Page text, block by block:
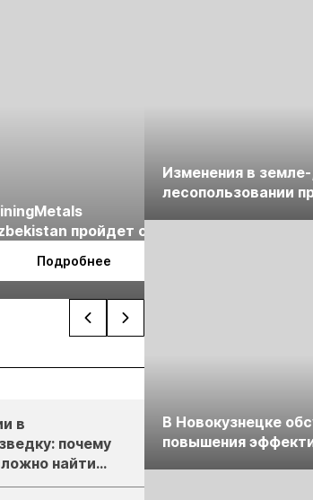
пройдет с
по 29 октября в г.
Подробнее
в
почему
найти
Изменения в
лесопользовании
В Новокузнецке
повышения